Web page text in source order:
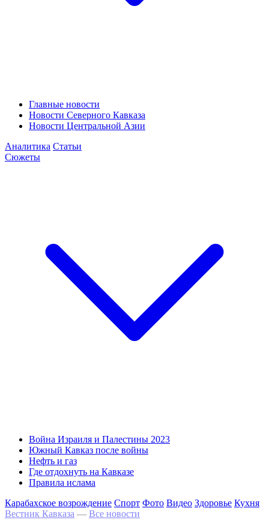
Главные новости
Новости Северного Кавказа
Новости Центральной Азии
Аналитика Статьи
Сюжеты
Война Израиля и Палестины 2023
Южный Кавказ после войны
Нефть и газ
Где отдохнуть на Кавказе
Правила ислама
Карабахское возрождение Спорт Фото Видео Здоровье Кухня
Вестник Кавказа — Все новости